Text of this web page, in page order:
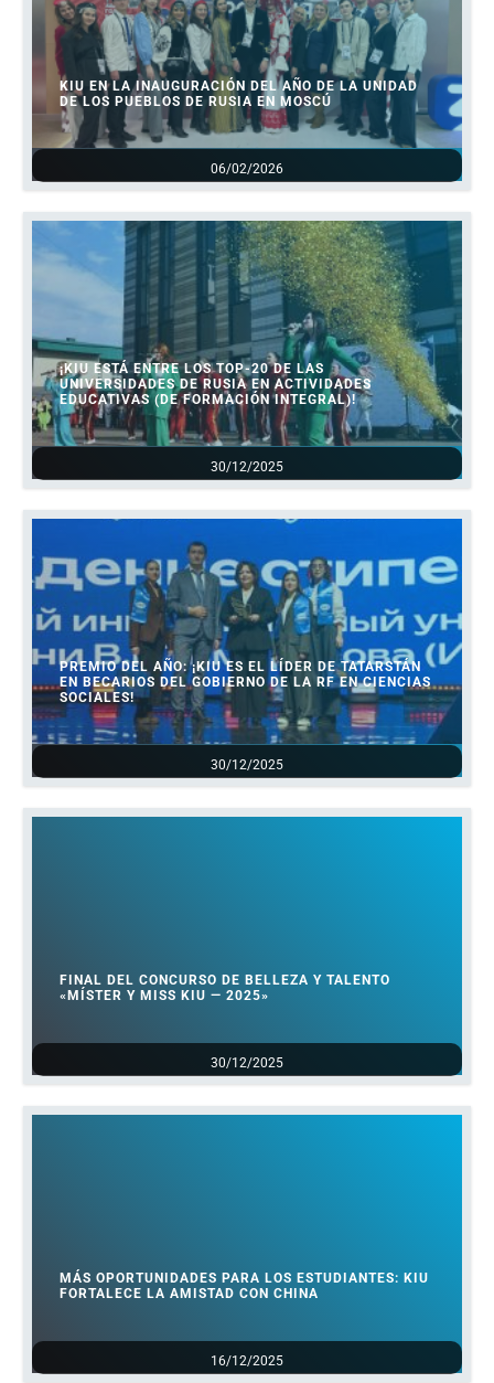
06/02/2026
KIU EN LA INAUGURACIÓN DEL AÑO DE LA UNIDAD
DE LOS PUEBLOS DE RUSIA EN MOSCÚ
30/12/2025
¡KIU ESTÁ ENTRE LOS TOP-20 DE LAS
UNIVERSIDADES DE RUSIA EN ACTIVIDADES
EDUCATIVAS (DE FORMACIÓN INTEGRAL)!
30/12/2025
PREMIO DEL AÑO: ¡KIU ES EL LÍDER DE TATARSTÁN
EN BECARIOS DEL GOBIERNO DE LA RF EN CIENCIAS
SOCIALES!
30/12/2025
FINAL DEL CONCURSO DE BELLEZA Y TALENTO
«MÍSTER Y MISS KIU — 2025»
16/12/2025
MÁS OPORTUNIDADES PARA LOS ESTUDIANTES: KIU
FORTALECE LA AMISTAD CON CHINA